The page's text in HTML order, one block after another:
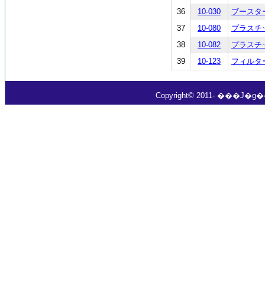
36
10-030
ブースタ
37
10-080
プラスチ
38
10-082
プラスチ
39
10-123 フィルタ
Copyright© 2011-